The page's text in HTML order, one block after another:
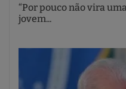
“Por pouco não vira
jovem...